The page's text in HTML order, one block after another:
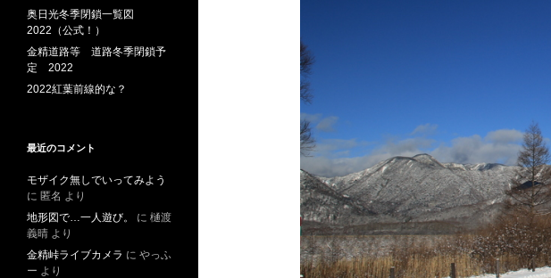
奥日光冬季閉鎖一覧図
2022（公式！）
金精道路等 道路冬季閉鎖予
定 2022
2022紅葉前線的な？
最近のコメント
モザイク無しでいってみよう
に 匿名 より
地形図で…一人遊び。
に 樋渡
義晴 より
金精峠ライブカメラ に やっふ
ー より